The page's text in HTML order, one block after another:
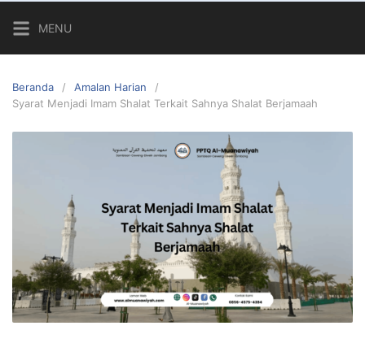
MENU
Beranda
Amalan Harian
Syarat Menjadi Imam Shalat Terkait Sahnya Shalat Berjamaah